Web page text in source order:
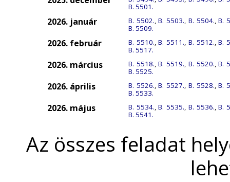
B. 5501.
2026. január B. 5502.,B. 5503., B. 5504.,B.
B. 5509.
2026. február B. 5510.,B. 5511., B. 5512.,B.
B. 5517.
2026. március B. 5518.,B. 5519., B. 5520.,B.
B. 5525.
2026. április B. 5526.,B. 5527., B. 5528.,B.
B. 5533.
2026. május B. 5534.,B. 5535., B. 5536.,B.
B. 5541.
Az összes feladat